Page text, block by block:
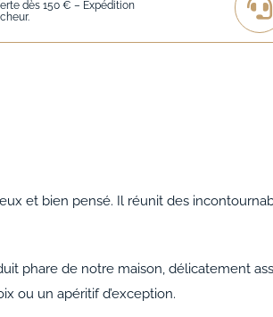
dès 150 € – Expédition
et bien pensé. Il réunit des
phare de notre maison, délicatement
ou un apéritif d’exception.